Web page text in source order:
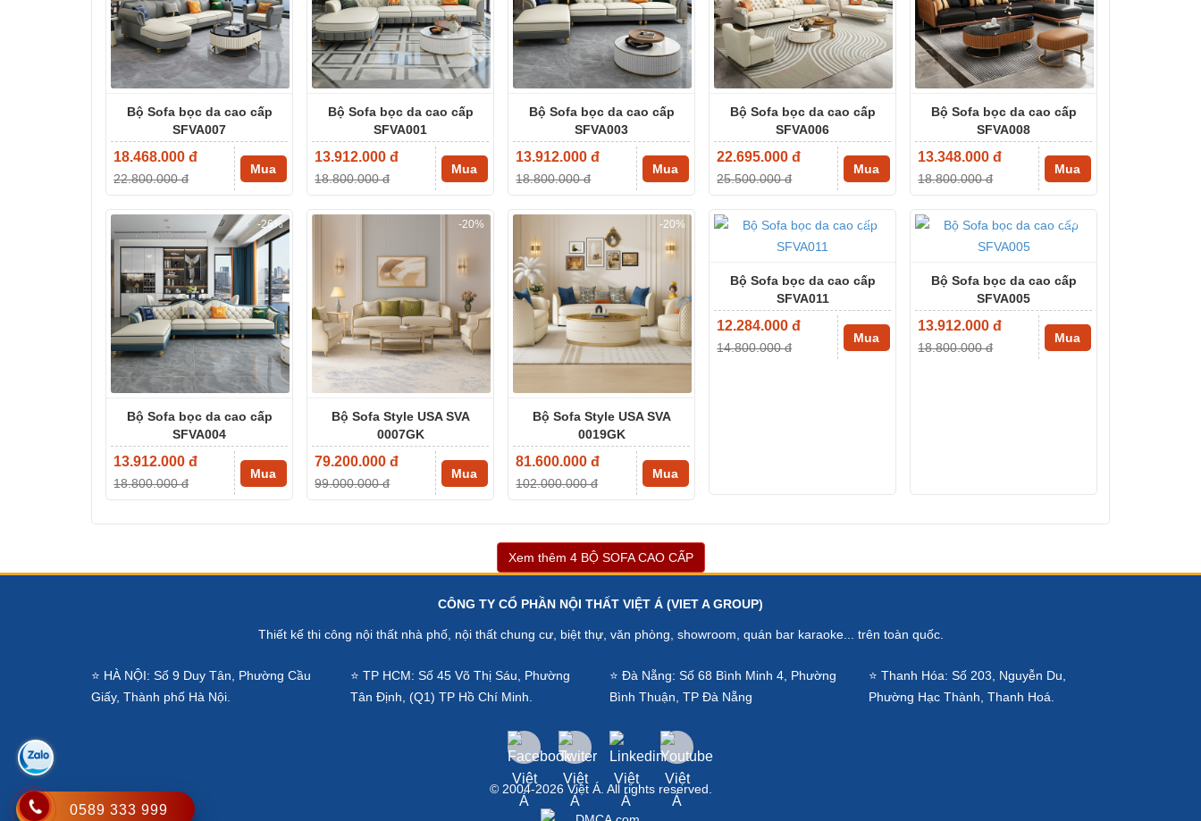
Bộ Sofa bọc da cao cấp
SFVA007
18.468.000 đ
22.800.000 đ
Mua
Bộ Sofa bọc da cao cấp
SFVA001
13.912.000 đ
18.800.000 đ
Mua
Bộ Sofa bọc da cao cấp
SFVA003
13.912.000 đ
18.800.000 đ
Mua
Bộ Sofa bọc da cao cấp
SFVA006
22.695.000 đ
25.500.000 đ
Mua
Bộ Sofa bọc da cao cấp
SFVA008
13.348.000 đ
18.800.000 đ
Mua
Bộ Sofa bọc da cao cấp
SFVA004
13.912.000 đ
-26%
18.800.000 đ
Mua
Bộ Sofa Style USA SVA
0007GK
79.200.000 đ
-20%
99.000.000 đ
Mua
Bộ Sofa Style USA SVA
0019GK
81.600.000 đ
-20%
102.000.000 đ
Mua
Bộ Sofa bọc da cao cấp
SFVA011
12.284.000 đ
-17%
14.800.000 đ
Mua
Bộ Sofa bọc da cao cấp
SFVA005
13.912.000 đ
-26%
18.800.000 đ
Mua
Xem thêm 4 BỘ SOFA CAO CẤP
CÔNG TY CỔ PHẦN NỘI THẤT VIỆT Á (VIET A GROUP)
Thiết kế thi công nội thất nhà phố, nội thất chung cư, biệt thự, văn phòng, showroom, quán bar karaoke... trên toàn quốc.
⭐ HÀ NỘI: Số 9 Duy Tân, Phường Cầu
Giấy, Thành phố Hà Nội.
⭐ TP HCM: Số 45 Võ Thị Sáu, Phường
Tân Định, (Q1) TP Hồ Chí Minh.
⭐ Đà Nẵng: Số 68 Bình Minh 4, Phường
Bình Thuận, TP Đà Nẵng
⭐ Thanh Hóa: Số 203, Nguyễn Du,
Phường Hạc Thành, Thanh Hoá.
© 2004-2026 Việt Á. All rights reserved.
0589 333 999